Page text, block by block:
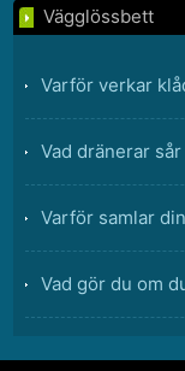
Vägglössbett
Varför verkar
Vad dränerar
Varför samlar
Vad gör du om